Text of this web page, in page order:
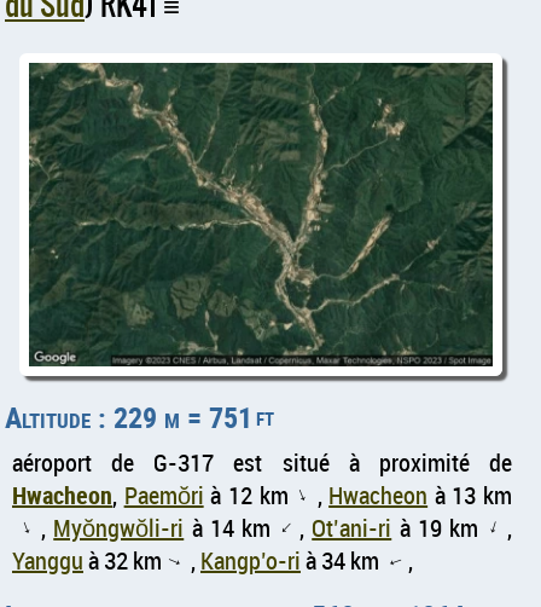
Altitude : 229 m = 751 ft
aéroport de G-317 est situé à proximité de
Hwacheon, Paemŏri à 12 km ↑ , Hwacheon à 13 km
↑ , Myŏngwŏli-ri à 14 km ↑ , Ot’ani-ri à 19 km ↑ ,
Yangguà 32 km ↑ ,Kangp’o-rià 34 km ↑ ,